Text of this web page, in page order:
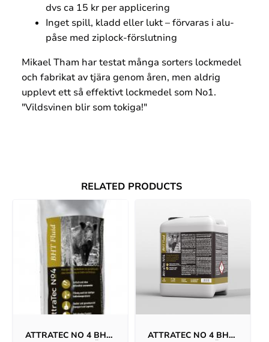
dvs ca 15 kr per applicering
Inget spill, kladd eller lukt – förvaras i alu-
påse med ziplock-förslutning
Mikael Tham har testat många sorters lockmedel
och fabrikat av tjära genom åren, men aldrig
upplevt ett så effektivt lockmedel som No1.
"Vildsvinen blir som tokiga!"
RELATED PRODUCTS
ATTRATEC NO 4 BHT
ATTRATEC NO 4 BHT